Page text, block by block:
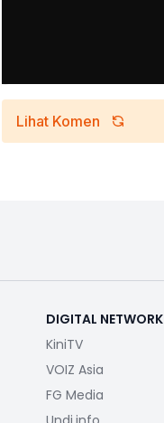
Lihat Komen
DIGITAL NETWORK
KiniTV
VOIZ Asia
FG Media